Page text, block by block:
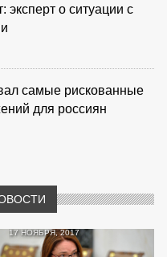
эксперт о ситуации с
самые рискованные
для россиян
17 НОЯБРЯ, 2017